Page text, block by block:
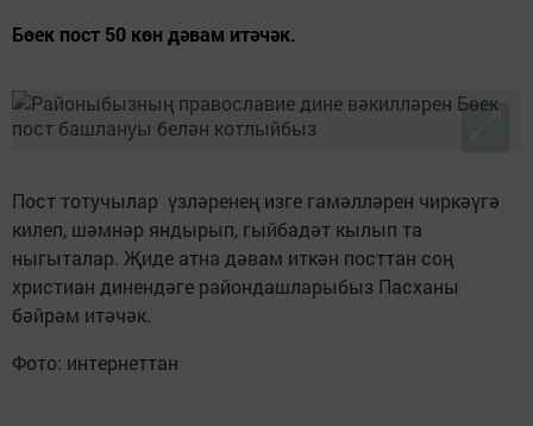
Бөек пост 50 көн дәвам итәчәк.
Пост тотучылар үзләренең изге гамәлләрен чиркәүгә
килеп, шәмнәр яндырып, гыйбадәт кылып та
ныгыталар. Җиде атна дәвам иткән посттан соң
христиан динендәге райондашларыбыз Пасханы
бәйрәм итәчәк.
Фото: интернеттан